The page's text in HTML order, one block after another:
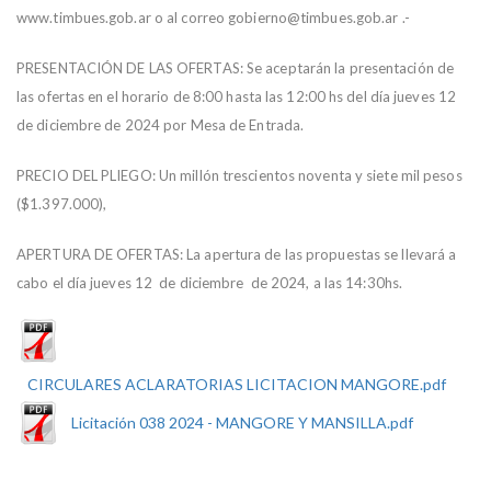
www.timbues.gob.ar o al correo gobierno@timbues.gob.ar .-
PRESENTACIÓN DE LAS OFERTAS: Se aceptarán la presentación de
las ofertas en el horario de 8:00 hasta las 12:00 hs del día jueves 12
de diciembre de 2024 por Mesa de Entrada.
PRECIO DEL PLIEGO: Un millón trescientos noventa y siete mil pesos
($1.397.000),
APERTURA DE OFERTAS: La apertura de las propuestas se llevará a
cabo el día jueves 12 de diciembre de 2024, a las 14:30hs.
CIRCULARES ACLARATORIAS LICITACION MANGORE.pdf
Licitación 038 2024 - MANGORE Y MANSILLA.pdf